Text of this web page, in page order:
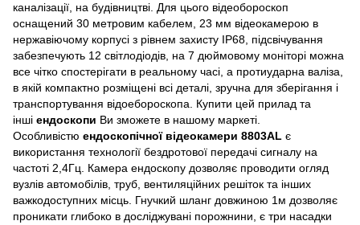
каналізації, на будівництві. Для цього відеобороскоп
оснащений 30 метровим кабелем, 23 мм відеокамерою в
нержавіючому корпусі з рівнем захисту ІР68, підсвічування
забезпечують 12 світлодіодів, на 7 дюймовому моніторі можна
все чітко спостерігати в реальному часі, а протиударна валіза,
в якій компактно розміщені всі деталі, зручна для зберігання і
транспортування відоебороскопа. Купити цей прилад та
інші ендоскопи Ви зможете в нашому маркеті.
Особливістю ендоскопічної відеокамери 8803AL є
використання технології бездротової передачі сигналу на
частоті 2,4Гц. Камера ендоскопу дозволяє проводити огляд
вузлів автомобілів, труб, вентиляційних решіток та інших
важкодоступних місць. Гнучкий шланг довжиною 1м дозволяє
проникати глибоко в досліджувані порожнини, є три насадки